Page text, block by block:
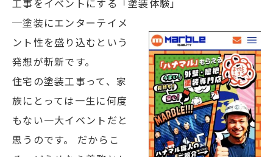
工事をイベントにする「塗装体験」
─塗装にエンターテイメ
ント性を盛り込むという
発想が斬新です。
住宅の塗装工事って、家
族にとっては一生に何度
もない一大イベントだと
思うのです。 だからこ